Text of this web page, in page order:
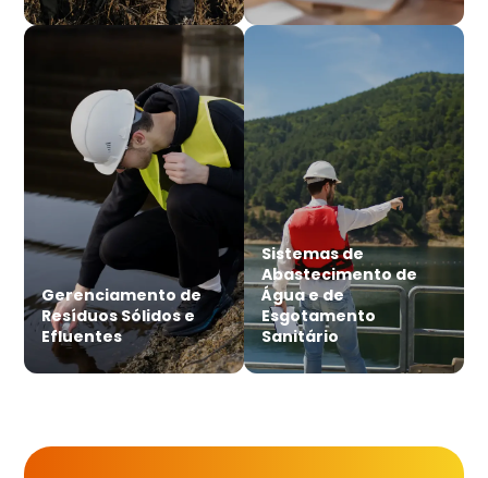
Gerenciamento de
Resíduos Sólidos e
Efluentes
Sistemas de
Abastecimento de
Água e de
Esgotamento
Sanitário